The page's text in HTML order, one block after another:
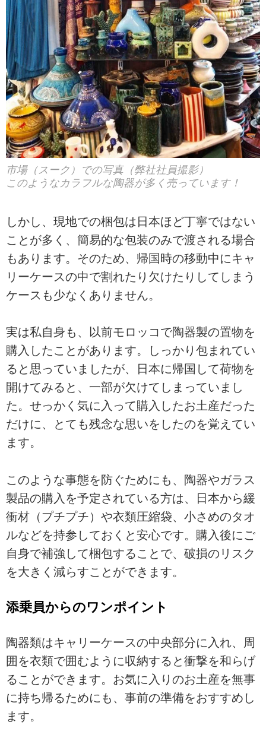
市場（スーク）での写真（弊社社員撮影）
このようなカラフルな陶器が多く売っています！
しかし、現地での梱包は日本ほど丁寧ではない
ことが多く、簡易的な包装のみで渡される場合
もあります。そのため、帰国時の移動中にキャ
リーケースの中で割れたり欠けたりしてしまう
ケースも少なくありません。
実は私自身も、以前モロッコで陶器製の置物を
購入したことがあります。しっかり包まれてい
ると思っていましたが、日本に帰国して荷物を
開けてみると、一部が欠けてしまっていまし
た。せっかく気に入って購入したお土産だった
だけに、とても残念な思いをしたのを覚えてい
ます。
このような事態を防ぐためにも、陶器やガラス
製品の購入を予定されている方は、日本から緩
衝材（プチプチ）や衣類圧縮袋、小さめのタオ
ルなどを持参しておくと安心です。購入後にご
自身で補強して梱包することで、破損のリスク
を大きく減らすことができます。
添乗員からのワンポイント
陶器類はキャリーケースの中央部分に入れ、周
囲を衣類で囲むように収納すると衝撃を和らげ
ることができます。お気に入りのお土産を無事
に持ち帰るためにも、事前の準備をおすすめし
ます。